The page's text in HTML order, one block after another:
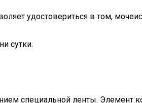
удостовериться в том,
сутки.
специальной ленты. Элемент